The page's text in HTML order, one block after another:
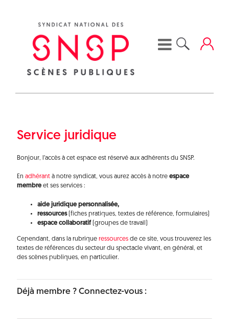
Service juridique
Bonjour, l’accès à cet espace est réservé aux adhérents du SNSP.
En adhérantà notre syndicat, vous aurez accès à notre espace
membreet ses services :
aide juridique personnalisée,
ressources(fiches pratiques, textes de référence, formulaires)
espace collaboratif(groupes de travail)
Cependant, dans la rubrique ressources de ce site, vous trouverez les
textes de références du secteur du spectacle vivant, en général, et
des scènes publiques, en particulier.
Déjà membre ? Connectez-vous :